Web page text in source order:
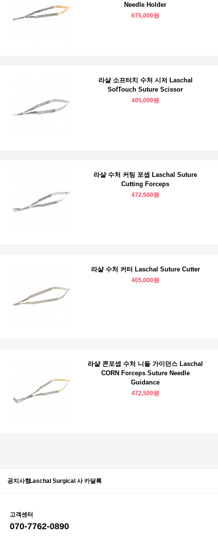
Needle Holder
675,000원
라샬 소프터치 수처 시저 Laschal
SofTouch Suture Scissor
405,000원
라샬 수처 커팅 포셉 Laschal Suture
Cutting Forceps
472,500원
라샬 수처 커터 Laschal Suture Cutter
405,000원
라샬 콘포셉 수처 니들 가이던스 Laschal
CORN Forceps Suture Needle
Guidance
472,500원
공지사항Laschal Surgical 사 카달록
고객센터
070-7762-0890